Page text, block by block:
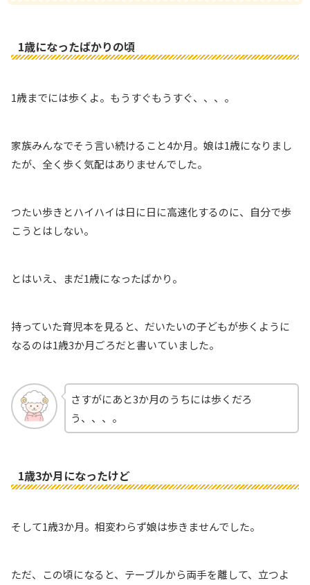
1歳になったばかりの頃
1歳までには歩くよ。もうすぐもうすぐ、、、。
家族みんなでそう言い続けること4か月。娘は1歳になりまし
たが、全く歩く気配はありませんでした。
つたい歩きとハイハイは日に日に高速化するのに、自分で歩
こうとはしない。
とはいえ、まだ1歳になったばかり。
持っていた育児本を見ると、だいたいの子どもが歩くように
なるのは1歳3か月ごろだと書いていました。
さすがにあと3か月のうちには歩くだろ
う、、、。
1歳3か月になったけど
そして1歳3か月。相変わらず娘は歩きませんでした。
ただ、この頃になると、テーブルから両手を離して、立つよ